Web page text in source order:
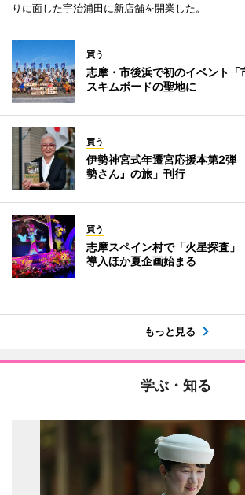
りに面した宇治浦田に新店舗を開業した。
買う
志摩・市後浜で初のイベント
スキムボードの聖地に
買う
伊勢神宮式年遷宮応援本第2
勢さん』の旅」刊行
買う
志摩スペイン村で「火星探査
導入ほか夏企画始まる
もっと見る
学ぶ・知る